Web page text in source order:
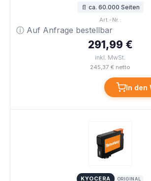
📄 ca. 60.000 Seiten
Art.-Nr.:
ⓘ Auf Anfrage bestellbar
291,99 €
inkl. MwSt.
245,37 € netto
In den
KYOCERA ORIGINAL